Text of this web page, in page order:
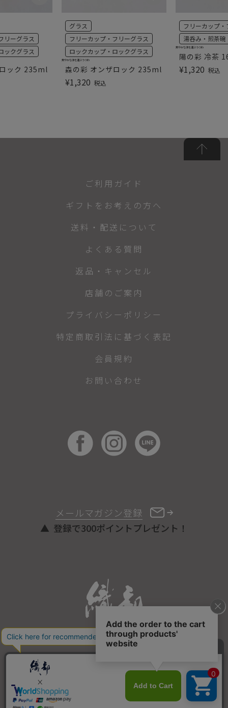
ック 235ml
リーグラス
ックグラス
森の彩 オンザロック 235ml
グラス
フリーカップ・フリーグラス
ロックカップ・ロックグラス
¥1,320 税込
爽やかな涼を運ぶうつわ 陽の彩 冷茶
フリーカップ
湯呑み・煎茶碗
¥1,320 税込
爽やかな涼を運ぶうつわ
ONLINE STORE
メールマガジン登録
登録で300ポイントプレゼント！
ご利用ガイド
ギフトをお考えの方へ
送料・配送について
よくある質問
返品・キャンセル
店舗のご案内
プライバシーポリシー
特定商取引法に基づく表記
会員規約
お問い合わせ
COPYRIGHT © ORIBE ALL RIGHTS RESERVED.